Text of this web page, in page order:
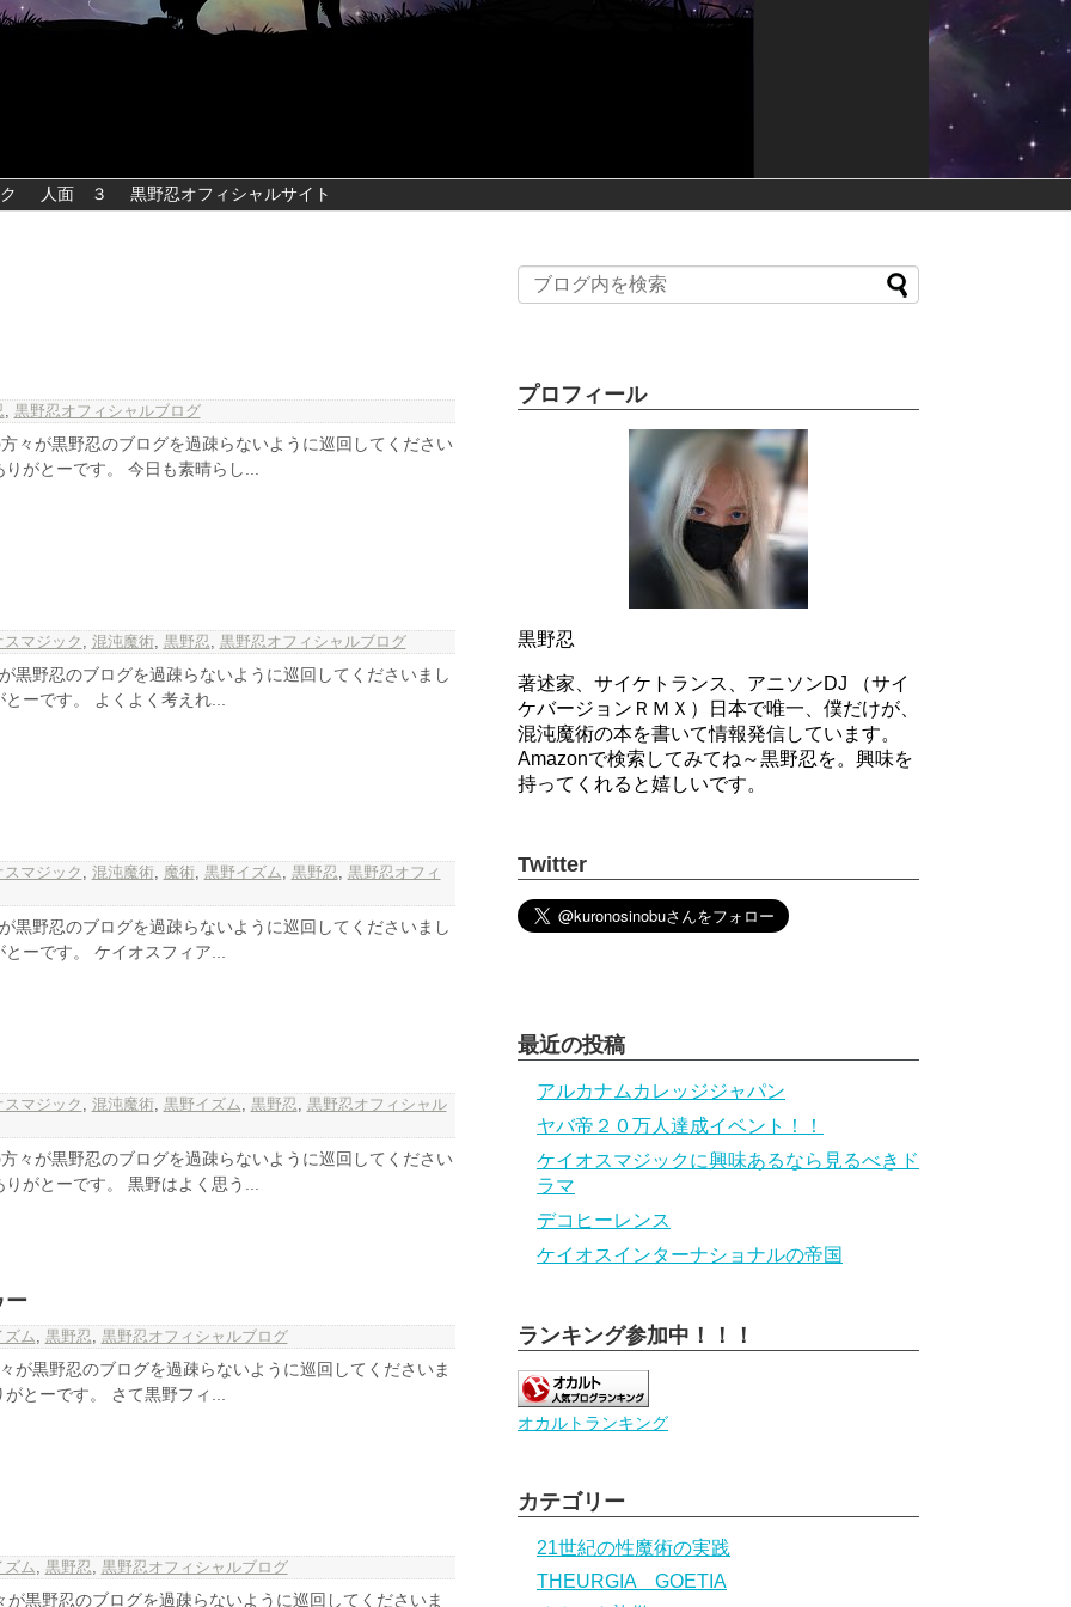
人面 ３ 黒野忍オフィシャルサイト
黒野忍オフィシャルブログ
々が黒野忍のブログを過疎らないように巡回してください
がとーです。 今日も素晴らし...
マジック 混沌魔術, 黒野忍 黒野忍オフィシャルブログ
黒野忍のブログを過疎らないように巡回してくださいまし
ーです。 よくよく考えれ...
マジック 混沌魔術, 魔術, 黒野イズム 黒野忍 黒野忍オフィ
黒野忍のブログを過疎らないように巡回してくださいまし
ーです。 ケイオスフィア...
マジック 混沌魔術, 黒野イズム 黒野忍 黒野忍オフィシャル
々が黒野忍のブログを過疎らないように巡回してください
がとーです。 黒野はよく思う...
ー
ム 黒野忍 黒野忍オフィシャルブログ
が黒野忍のブログを過疎らないように巡回してくださいま
とーです。 さて黒野フィ...
ム 黒野忍 黒野忍オフィシャルブログ
黒野忍のブログを過疎らないように巡回してくださいま
プロフィール
黒野忍
著述家、サイケトランス、アニソンDJ （サイ
ケバージョンＲＭＸ）日本で唯一、僕だけが、
混沌魔術の本を書いて情報発信しています。
Amazonで検索してみてね～黒野忍を。興味を
持ってくれると嬉しいです。
Twitter
最近の投稿
アルカナムカレッジジャパン
ヤバ帝２０万人達成イベント！！
ケイオスマジックに興味あるなら見るべきド
ラマ
デコヒーレンス
ケイオスインターナショナルの帝国
ランキング参加中！！！
オカルトランキング
カテゴリー
21世紀の性魔術の実践
THEURGIA GOETIA